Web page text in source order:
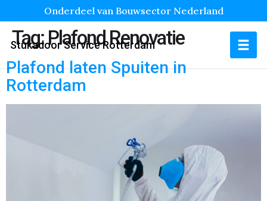
Onderdeel van Bouwsector Nederland
Stukadoor Service Rotterdam
Tag:Plafond Renovatie
Plafond laten Spuiten in
Rotterdam